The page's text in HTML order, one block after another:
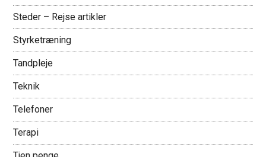
Steder – Rejse artikler
Styrketræning
Tandpleje
Teknik
Telefoner
Terapi